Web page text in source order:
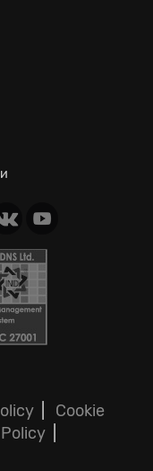
Cookie